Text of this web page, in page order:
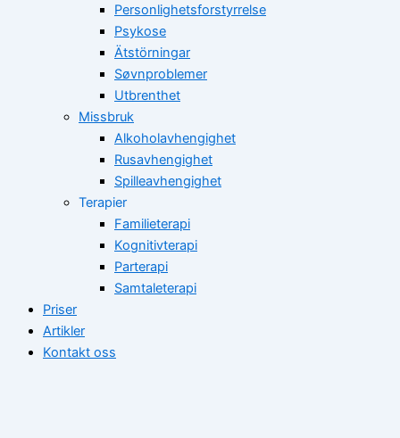
Personlighetsforstyrrelse
Psykose
Ätstörningar
Søvnproblemer
Utbrenthet
Missbruk
Alkoholavhengighet
Rusavhengighet
Spilleavhengighet
Terapier
Familieterapi
Kognitivterapi
Parterapi
Samtaleterapi
Priser
Artikler
Kontakt oss